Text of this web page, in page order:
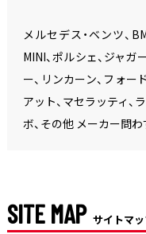
メルセデス・ベンツ、
MINI、ポルシェ、ジャガ
ー、リンカーン、フォー
アット、マセラッティ、
ボ、その他 メーカー問
SITE MAP サイトマ